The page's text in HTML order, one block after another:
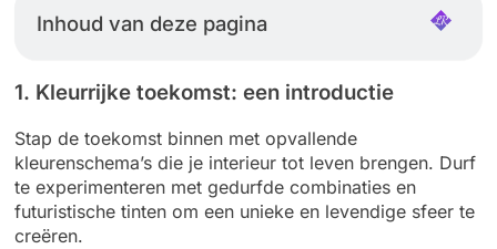
Inhoud van deze pagina
1. Kleurrijke toekomst: een introductie
Stap de toekomst binnen met opvallende
kleurenschema’s die je interieur tot leven brengen. Durf
te experimenteren met gedurfde combinaties en
futuristische tinten om een unieke en levendige sfeer te
creëren.